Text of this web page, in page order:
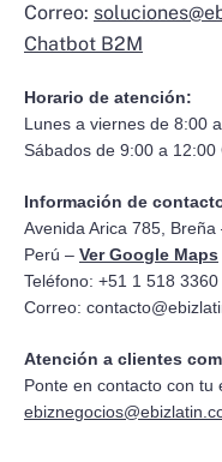
Correo:
Chatbot B2M
Horario de atención:
Lunes a viernes de 8:00
Sábados de 9:00 a 12:00
Información de
Avenida Arica 785, Breña
Perú – Ver Google Maps
Teléfono: +51 1 518 3360
Correo:
Atención a clientes
Ponte en contacto con